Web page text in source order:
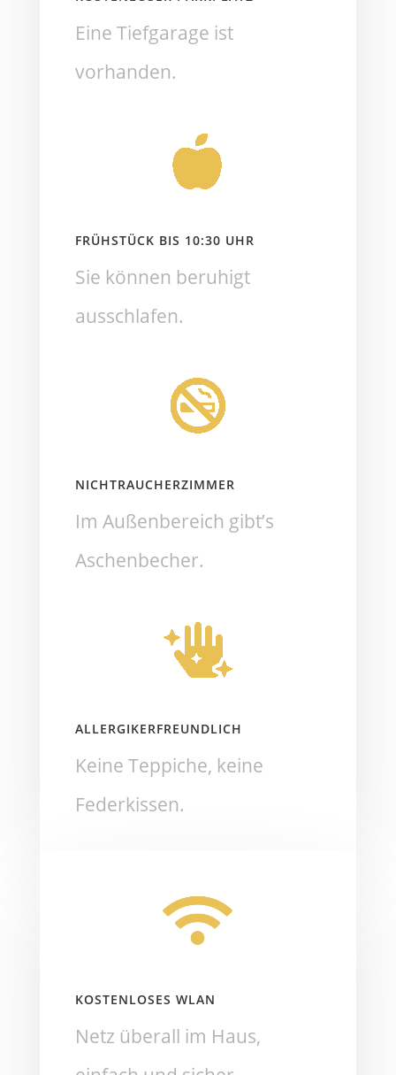
Eine Tiefgarage ist
vorhanden.
FRÜHSTÜCK BIS 10:30 UHR
Sie können beruhigt
ausschlafen.
NICHTRAUCHERZIMMER
Im Außenbereich gibt’s
Aschenbecher.
ALLERGIKERFREUNDLICH
Keine Teppiche, keine
Federkissen.
KOSTENLOSES WLAN
Netz überall im Haus,